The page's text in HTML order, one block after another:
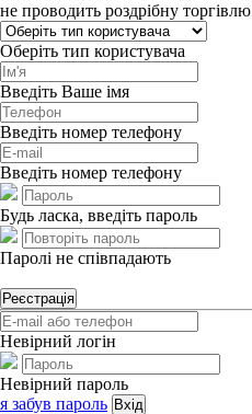
не проводить роздрібну торгівлю
Оберіть тип користувача
Введіть Ваше імя
Введіть номер телефону
Введіть номер телефону
Будь ласка, введіть пароль
Паролі не співпадають
Реєстрація
Невірний логін
Невірний пароль
я забув пароль Вхід